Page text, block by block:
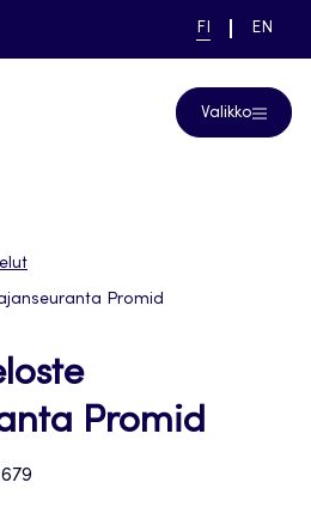
linkki pääsivustolle
NYKYINEN
FI
VAIHDA
EN
Valikko
Promid
Promid